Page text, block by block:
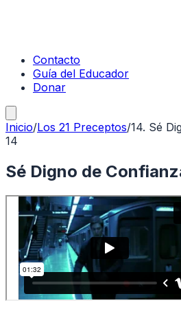
Contacto
Guía del Educador
Donar
Inicio/Los 21 Preceptos/14. Sé
14
Sé Digno de